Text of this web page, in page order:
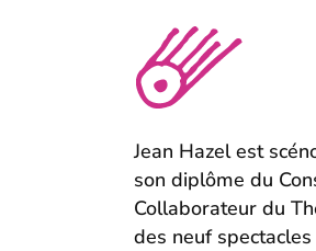
Jean Hazel est
son diplôme du
Collaborateur du
des neuf